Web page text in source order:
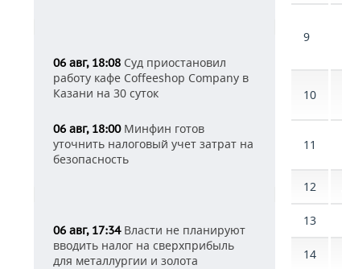
06 авг, 18:08 Суд приостановил
работу кафе Coffeeshop Company в
Казани на 30 суток
06 авг, 18:00Минфин готов
уточнить налоговый учет затрат на
безопасность
06 авг, 17:34Власти не планируют
вводить налог на сверхприбыль
для металлургии и золота
9
10
11
12
13
14